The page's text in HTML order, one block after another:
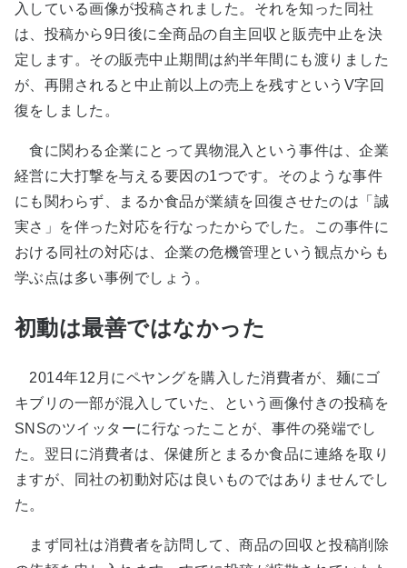
入している画像が投稿されました。それを知った同社
は、投稿から9日後に全商品の自主回収と販売中止を決
定します。その販売中止期間は約半年間にも渡りました
が、再開されると中止前以上の売上を残すというV字回
復をしました。
食に関わる企業にとって異物混入という事件は、企業
経営に大打撃を与える要因の1つです。そのような事件
にも関わらず、まるか食品が業績を回復させたのは「誠
実さ」を伴った対応を行なったからでした。この事件に
おける同社の対応は、企業の危機管理という観点からも
学ぶ点は多い事例でしょう。
初動は最善ではなかった
2014年12月にペヤングを購入した消費者が、麺にゴ
キブリの一部が混入していた、という画像付きの投稿を
SNSのツイッターに行なったことが、事件の発端でし
た。翌日に消費者は、保健所とまるか食品に連絡を取り
ますが、同社の初動対応は良いものではありませんでし
た。
まず同社は消費者を訪問して、商品の回収と投稿削除